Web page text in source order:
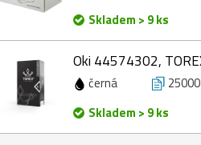
Skladem > 9 ks
Oki 44574302,
černá
Skladem > 9 ks